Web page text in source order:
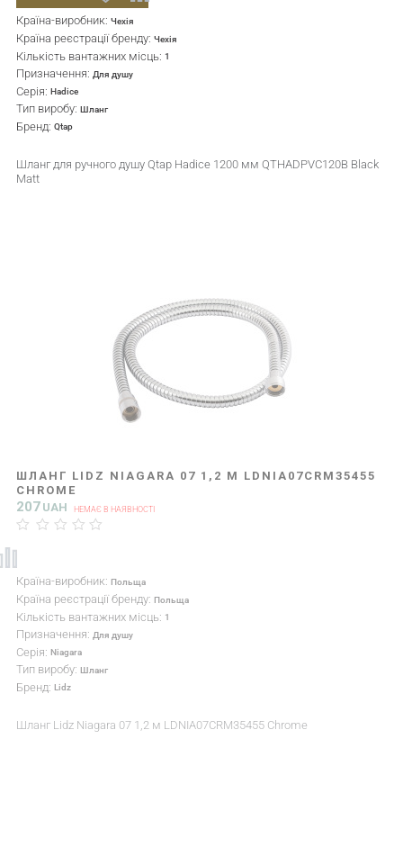
Країна-виробник: Чехія
Країна реєстрації бренду: Чехія
Кількість вантажних місць: 1
Призначення: Для душу
Серія: Hadice
Тип виробу: Шланг
Бренд: Qtap
Шланг для ручного душу Qtap Hadice 1200 мм QTHADPVC120B Black
Matt
ШЛАНГ LIDZ NIAGARA 07 1,2 М LDNIA07CRM35455
CHROME
207 UAH НЕМАЄ В НАЯВНОСТІ
Країна-виробник: Польща
Країна реєстрації бренду: Польща
Кількість вантажних місць: 1
Призначення: Для душу
Серія: Niagara
Тип виробу: Шланг
Бренд: Lidz
Шланг Lidz Niagara 07 1,2 м LDNIA07CRM35455 Chrome